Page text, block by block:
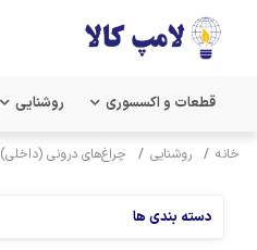
قطعات و اکسسوری روشنایی
خانه روشنایی چراغ‌های درونی (داخلی)
دسته بندی ها